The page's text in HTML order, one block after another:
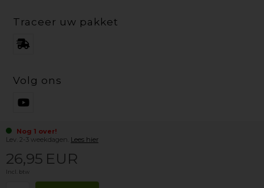
Nog 1 over!
Lev. 2-3 weekdagen. Lees hier
26,95 EUR
Incl. btw
Traceer uw pakket
Volg ons